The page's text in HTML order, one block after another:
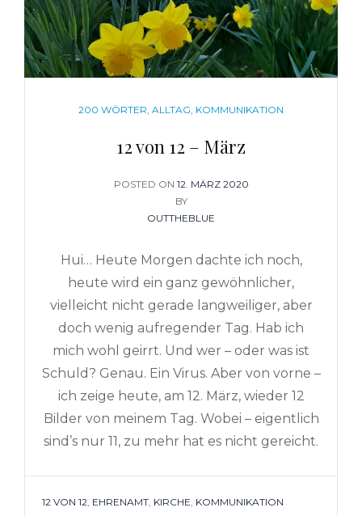
CATEGORIES
200 WÖRTER, ALLTAG, KOMMUNIKATION
12 von 12 – März
POSTED ON POSTED
ON
12. MÄRZ 2020
BY
OUTTHEBLUE
Hui… Heute Morgen dachte ich noch,
heute wird ein ganz gewöhnlicher,
vielleicht nicht gerade langweiliger, aber
doch wenig aufregender Tag. Hab ich
mich wohl geirrt. Und wer – oder was ist
Schuld? Genau. Ein Virus. Aber von vorne –
ich zeige heute, am 12. März, wieder 12
Bilder von meinem Tag. Wobei – eigentlich
sind’s nur 11, zu mehr hat es nicht gereicht.
TAGS
12 VON 12, EHRENAMT, KIRCHE, KOMMUNIKATION